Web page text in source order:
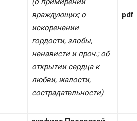
(о примирении
враждующих; о
искоренении
гордости, злобы,
ненависти и проч.; об
открытии сердца к
любви, жалости,
сострадательности)
pdf